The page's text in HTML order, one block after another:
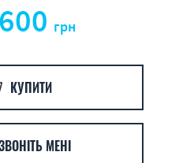
грн
КУПИТИ
МЕНІ